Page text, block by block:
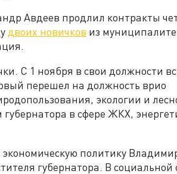
Авдеев продлил контракты
двоих новичков из
С 1 ноября в свои должности
перешел на должность врио
экологии и
в сфере ЖКХ,
политику
губернатора. В социальной